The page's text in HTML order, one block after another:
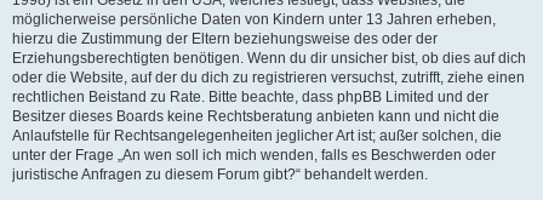
möglicherweise persönliche Daten von Kindern unter 13 Jahren erheben,
hierzu die Zustimmung der Eltern beziehungsweise des oder der
Erziehungsberechtigten benötigen. Wenn du dir unsicher bist, ob dies auf dich
oder die Website, auf der du dich zu registrieren versuchst, zutrifft, ziehe einen
rechtlichen Beistand zu Rate. Bitte beachte, dass phpBB Limited und der
Besitzer dieses Boards keine Rechtsberatung anbieten kann und nicht die
Anlaufstelle für Rechtsangelegenheiten jeglicher Art ist; außer solchen, die
unter der Frage „An wen soll ich mich wenden, falls es Beschwerden oder
juristische Anfragen zu diesem Forum gibt?“ behandelt werden.